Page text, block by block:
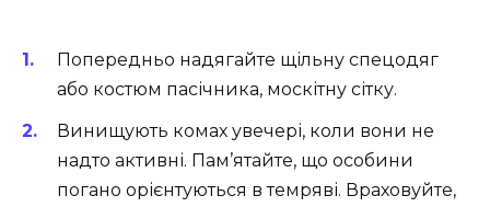
Попередньо надягайте щільну спецодяг
або костюм пасічника, москітну сітку.
Винищують комах увечері, коли вони не
надто активні. Пам’ятайте, що особини
погано орієнтуються в темряві. Враховуйте,